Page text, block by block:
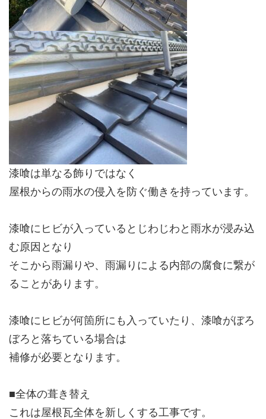
漆喰は単なる飾りではなく
屋根からの雨水の侵入を防ぐ働きを持っています。
漆喰にヒビが入っているとじわじわと雨水が浸み込
む原因となり
そこから雨漏りや、雨漏りによる内部の腐食に繋が
ることがあります。
漆喰にヒビが何箇所にも入っていたり、漆喰がぼろ
ぼろと落ちている場合は
補修が必要となります。
■全体の葺き替え
これは屋根瓦全体を新しくする工事です。